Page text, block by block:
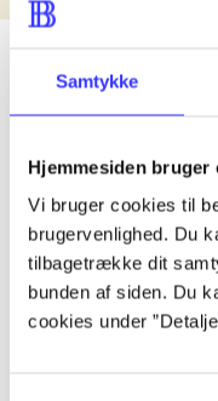
Samtykke
Hjemmesiden bruger
Vi bruger cookies til
brugervenlighed. Du
tilbagetrække dit
bunden af siden. Du
cookies under
Nyhed
lorem ipsum dolor sit
lorem ipsum dolor sit
lorem ipsum dolor sit
lorem ipsum dolor sit
lorem ipsum dolor sit
lorem ipsum dolor sit